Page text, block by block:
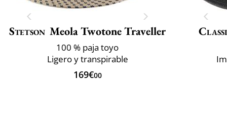
Stetson Meola Twotone Traveller
100 % paja toyo
Ligero y transpirable
169€00